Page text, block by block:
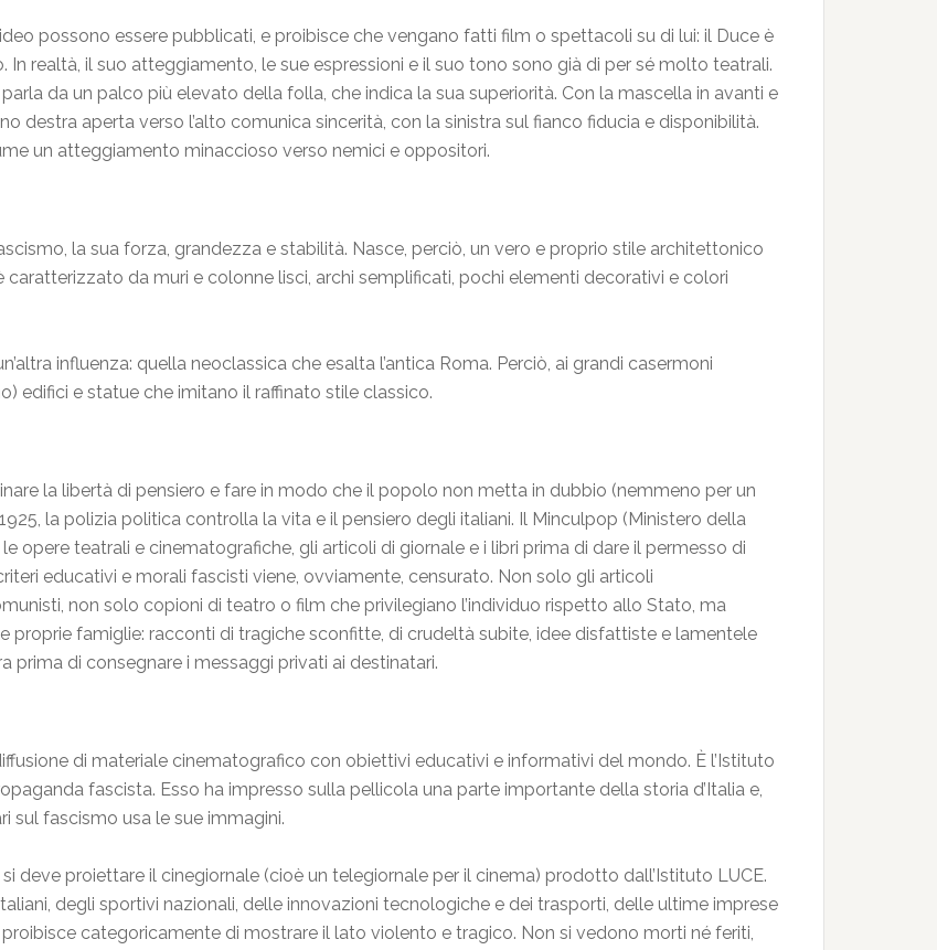
possono essere pubblicati, e proibisce che vengano fatti film o spettacoli su di lui: il Duce è
realtà, il suo atteggiamento, le sue espressioni e il suo tono sono già di per sé molto teatrali.
da un palco più elevato della folla, che indica la sua superiorità. Con la mascella in avanti e
destra aperta verso l’alto comunica sincerità, con la sinistra sul fianco fiducia e disponibilità.
un atteggiamento minaccioso verso nemici e oppositori.
la sua forza, grandezza e stabilità. Nasce, perciò, un vero e proprio stile architettonico
da muri e colonne lisci, archi semplificati, pochi elementi decorativi e colori
influenza: quella neoclassica che esalta l’antica Roma. Perciò, ai grandi casermoni
edifici e statue che imitano il raffinato stile classico.
la libertà di pensiero e fare in modo che il popolo non metta in dubbio (nemmeno per un
la polizia politica controlla la vita e il pensiero degli italiani. Il Minculpop (Ministero della
opere teatrali e cinematografiche, gli articoli di giornale e i libri prima di dare il permesso di
educativi e morali fascisti viene, ovviamente, censurato. Non solo gli articoli
non solo copioni di teatro o film che privilegiano l’individuo rispetto allo Stato, ma
proprie famiglie: racconti di tragiche sconfitte, di crudeltà subite, idee disfattiste e lamentele
di consegnare i messaggi privati ai destinatari.
di materiale cinematografico con obiettivi educativi e informativi del mondo. È l’Istituto
fascista. Esso ha impresso sulla pellicola una parte importante della storia d’Italia e,
sul fascismo usa le sue immagini.
deve proiettare il cinegiornale (cioè un telegiornale per il cinema) prodotto dall’Istituto LUCE.
degli sportivi nazionali, delle innovazioni tecnologiche e dei trasporti, delle ultime imprese
categoricamente di mostrare il lato violento e tragico. Non si vedono morti né feriti,